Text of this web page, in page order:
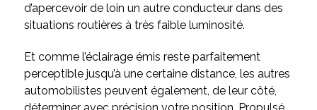
d’apercevoir de loin un autre conducteur dans des
situations routières à très faible luminosité.
Et comme l’éclairage émis reste parfaitement
perceptible jusqu’à une certaine distance, les autres
automobilistes peuvent également, de leur côté,
déterminer avec précision votre position. Propulsé